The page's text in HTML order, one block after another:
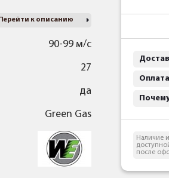
Перейти к описанию
90-99 м/с
27
да
Green Gas
Оплата
Наличие
после